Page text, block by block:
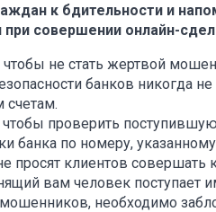
к бдительности и
при совершении онлайн-
чтобы не стать жертвой
банков никогда
чтобы проверить
банка по номеру,
просят клиентов
вам человек поступает
необходимо